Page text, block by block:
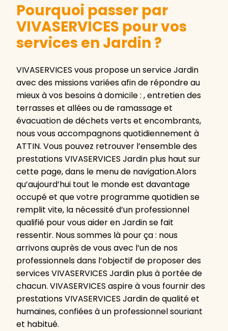
Pourquoi passer par
VIVASERVICES pour vos
services en Jardin ?
VIVASERVICES vous propose un service Jardin
avec des missions variées afin de répondre au
mieux à vos besoins à domicile : , entretien des
terrasses et allées ou de ramassage et
évacuation de déchets verts et encombrants,
nous vous accompagnons quotidiennement à
ATTIN. Vous pouvez retrouver l’ensemble des
prestations VIVASERVICES Jardin plus haut sur
cette page, dans le menu de navigation.Alors
qu’aujourd’hui tout le monde est davantage
occupé et que votre programme quotidien se
remplit vite, la nécessité d’un professionnel
qualifié pour vous aider en Jardin se fait
ressentir. Nous sommes là pour ça : nous
arrivons auprès de vous avec l’un de nos
professionnels dans l’objectif de proposer des
services VIVASERVICES Jardin plus à portée de
chacun. VIVASERVICES aspire à vous fournir des
prestations VIVASERVICES Jardin de qualité et
humaines, confiées à un professionnel souriant
et habitué.